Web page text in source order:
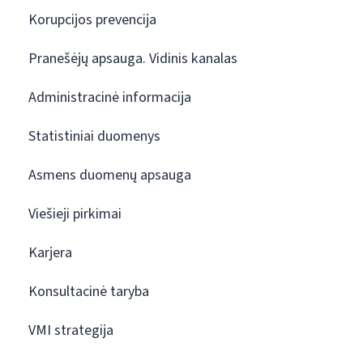
Korupcijos prevencija
Pranešėjų apsauga. Vidinis kanalas
Administracinė informacija
Statistiniai duomenys
Asmens duomenų apsauga
Viešieji pirkimai
Karjera
Konsultacinė taryba
VMI strategija